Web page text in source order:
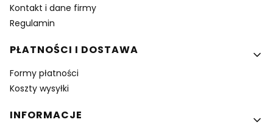
Kontakt i dane firmy
Regulamin
PŁATNOŚCI I DOSTAWA
Formy płatności
Koszty wysyłki
INFORMACJE